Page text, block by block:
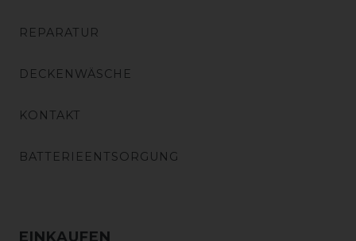
REPARATUR
DECKENWÄSCHE
KONTAKT
BATTERIEENTSORGUNG
EINKAUFEN